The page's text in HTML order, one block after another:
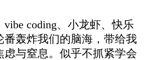
coding、小龙虾、快乐
番轰炸我们的脑海，带给我
虑与窒息。似乎不抓紧学会